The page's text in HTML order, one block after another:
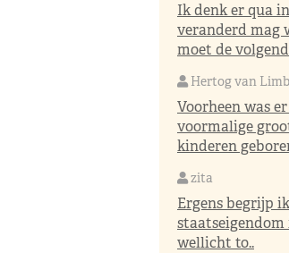
Ik denk er qua
veranderd mag
moet de
Hertog van
Voorheen was
voormalige
kinderen
zita
Ergens begrijp
wellicht to..